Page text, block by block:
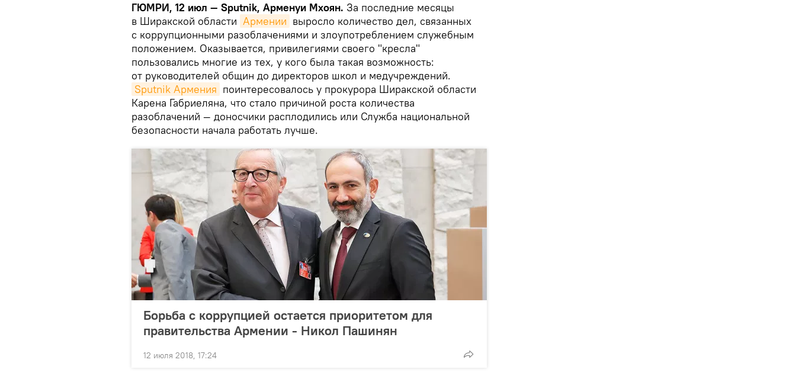
ГЮМРИ, 12 июл — Sputnik, Арменуи Мхоян. За последние месяцы
в Ширакской области Армении выросло количество дел, связанных
с коррупционными разоблачениями и злоупотреблением служебным
положением. Оказывается, привилегиями своего "кресла"
пользовались многие из тех, у кого была такая возможность:
от руководителей общин до директоров школ и медучреждений.
Sputnik Армения поинтересовалось у прокурора Ширакской области
Карена Габриеляна, что стало причиной роста количества
разоблачений — доносчики расплодились или Служба национальной
безопасности начала работать лучше.
Борьба с коррупцией остается приоритетом для
правительства Армении - Никол Пашинян
12 июля 2018, 17:24